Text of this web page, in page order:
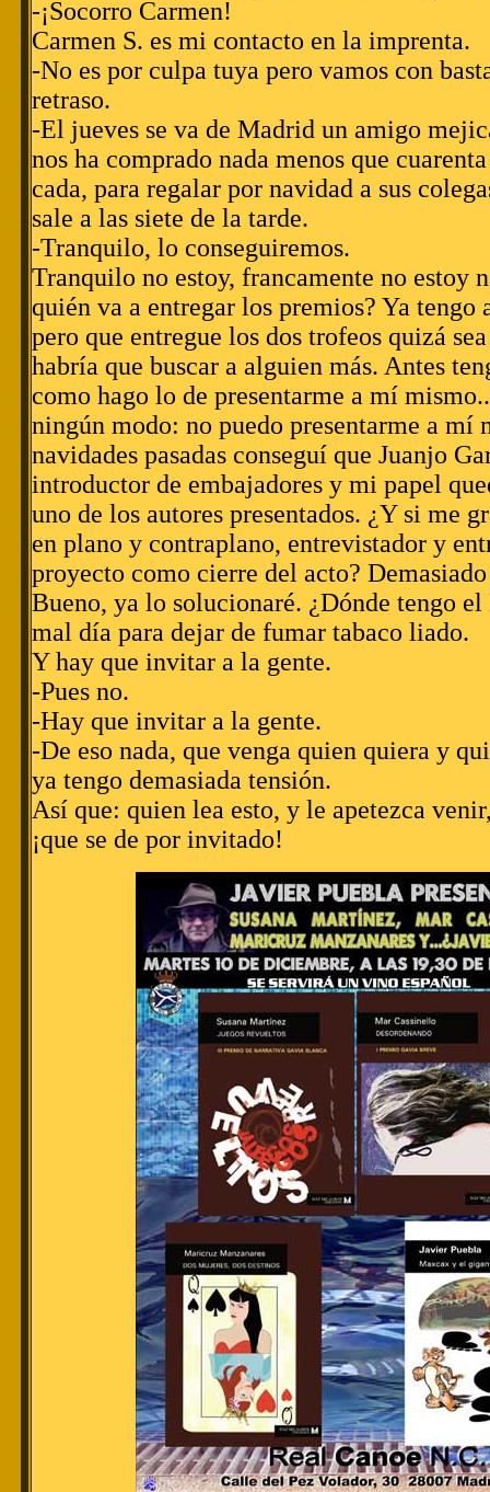
-¡Socorro Carmen!
Carmen S. es mi contacto en la imprenta.
-No es por culpa tuya pero vamos con
retraso.
-El jueves se va de Madrid un amigo
nos ha comprado nada menos que
cada, para regalar por navidad a sus
sale a las siete de la tarde.
-Tranquilo, lo conseguiremos.
Tranquilo no estoy, francamente no estoy
quién va a entregar los premios? Ya tengo
pero que entregue los dos trofeos quizá
habría que buscar a alguien más. Antes
como hago lo de presentarme a mí
ningún modo: no puedo presentarme a mí
navidades pasadas conseguí que Juanjo
introductor de embajadores y mi papel
uno de los autores presentados. ¿Y si me
en plano y contraplano, entrevistador y
proyecto como cierre del acto?
Bueno, ya lo solucionaré. ¿Dónde tengo
mal día para dejar de fumar tabaco liado.
Y hay que invitar a la gente.
-Pues no.
-Hay que invitar a la gente.
-De eso nada, que venga quien quiera y
ya tengo demasiada tensión.
Así que: quien lea esto, y le apetezca
¡que se de por invitado!